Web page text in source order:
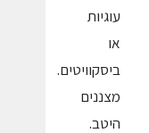
עוגיות
או
ביסקוויטים.
מצננים
היטב.